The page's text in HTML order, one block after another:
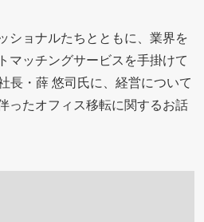
ショナルたちとともに、業界を
マッチングサービスを手掛けて
長・薛 悠司氏に、経営について
ったオフィス移転に関するお話